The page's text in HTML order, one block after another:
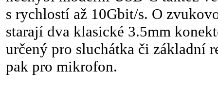
s rychlostí až 10Gbit/s. O
starají dva klasické 3.5mm
určený pro sluchátka či základní
pak pro mikrofon.